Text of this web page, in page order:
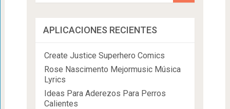
APLICACIONES RECIENTES
Create Justice Superhero Comics
Rose Nascimento Mejormusic Música
Lyrics
Ideas Para Aderezos Para Perros
Calientes